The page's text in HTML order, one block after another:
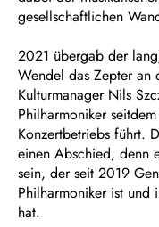
gesellschaftlichen
2021 übergab der
Wendel das Zepter an
Kulturmanager Nils
Philharmoniker
Konzertbetriebs führt.
einen Abschied, denn
sein, der seit 2019
Philharmoniker ist
hat.